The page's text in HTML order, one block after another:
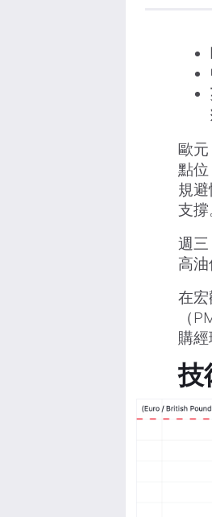
歐
點
規
支撐
週
高
在
（
購
技